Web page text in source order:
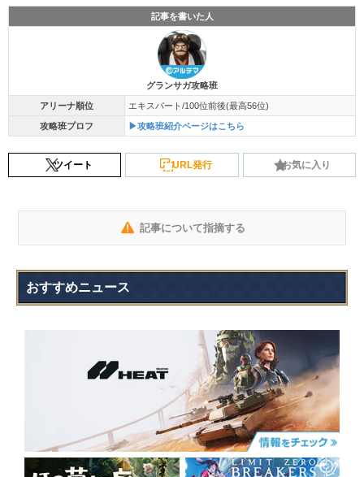
記事を書いた人
グランサガ攻略班
アリーナ順位 エキスパート/100位前後(最高56位)
攻略班プロフ ▶攻略班紹介ページはこちら
ツイート URL発行 お気に入り
記事について指摘する
おすすめニュース